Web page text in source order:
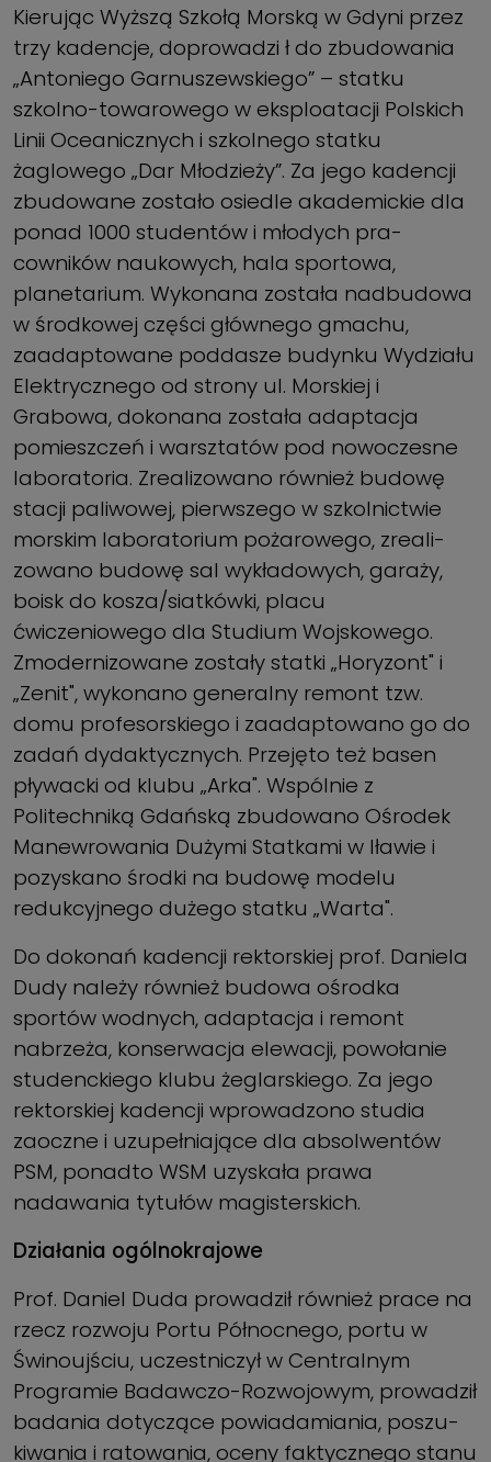
Kierując Wyższą Szkołą Morską w Gdyni przez
trzy kadencje, doprowadzi ł do zbudowania
„Antoniego Garnuszewskiego” – statku
szkolno-towarowego w eksploatacji Polskich
Linii Oceanicznych i szkolnego statku
żaglowego „Dar Młodzieży”. Za jego kadencji
zbudowane zostało osiedle akademickie dla
ponad 1000 studentów i młodych pra­
cowników naukowych, hala sportowa,
planetarium. Wykonana została nadbudowa
w środkowej części głównego gmachu,
zaada­ptowane poddasze budynku Wydziału
Elektrycznego od strony ul. Morskiej i
Grabowa, dokonana została adaptacja
pomieszczeń i warsztatów pod nowoczesne
laboratoria. Zrealizowano również budowę
stacji paliwowej, pierw­szego w szkolnictwie
morskim laboratorium pożarowego, zreali­
zowano budowę sal wykładowych, garaży,
boisk do kosza/siatkówki, placu
ćwiczeniowego dla Studium Wojskowego.
Zmodernizowane zostały statki „Horyzont" i
„Zenit", wykonano generalny remont tzw.
domu profesorskiego i zaadaptowano go do
zadań dydaktycznych. Przejęto też basen
pływacki od klubu „Arka". Wspólnie z
Politechniką Gdańską zbudowano Ośrodek
Manewrowania Dużymi Statkami w Iławie i
pozy­skano środki na budowę modelu
redukcyjnego dużego statku „Warta".
Do dokonań kadencji rektorskiej prof. Daniela
Dudy należy również budowa ośrodka
sportów wod­nych, adaptacja i remont
nabrzeża, konserwacja elewacji, powołanie
studenckiego klubu żeglarskiego. Za jego
rektorskiej kadencji wprowadzono studia
zaoczne i uzu­pełniające dla absolwentów
PSM, ponadto WSM uzyskała prawa
nadawania tytułów magisterskich.
Działania ogólnokrajowe
Prof. Daniel Duda prowadził rów­nież prace na
rzecz rozwoju Portu Północnego, portu w
Świnoujściu, uczestniczył w Centralnym
Programie Badawczo-Rozwojowym, prowadził
badania dotyczące powiadamiania, poszu­
kiwania i ratowania, oceny faktycznego stanu